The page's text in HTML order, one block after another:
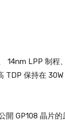
14nm LPP 制程
TDP 保持在
開 GP108 晶片